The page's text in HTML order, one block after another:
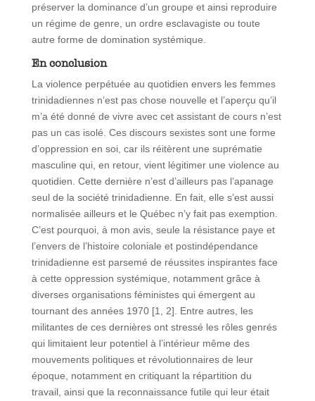
préserver la dominance d’un groupe et ainsi reproduire
un régime de genre, un ordre esclavagiste ou toute
autre forme de domination systémique.
En conclusion
La violence perpétuée au quotidien envers les femmes
trinidadiennes n’est pas chose nouvelle et l’aperçu qu’il
m’a été donné de vivre avec cet assistant de cours n’est
pas un cas isolé. Ces discours sexistes sont une forme
d’oppression en soi, car ils réitèrent une suprématie
masculine qui, en retour, vient légitimer une violence au
quotidien. Cette dernière n’est d’ailleurs pas l’apanage
seul de la société trinidadienne. En fait, elle s’est aussi
normalisée ailleurs et le Québec n’y fait pas exemption.
C’est pourquoi, à mon avis, seule la résistance paye et
l’envers de l’histoire coloniale et postindépendance
trinidadienne est parsemé de réussites inspirantes face
à cette oppression systémique, notamment grâce à
diverses organisations féministes qui émergent au
tournant des années 1970 [1, 2]. Entre autres, les
militantes de ces dernières ont stressé les rôles genrés
qui limitaient leur potentiel à l’intérieur même des
mouvements politiques et révolutionnaires de leur
époque, notamment en critiquant la répartition du
travail, ainsi que la reconnaissance futile qui leur était